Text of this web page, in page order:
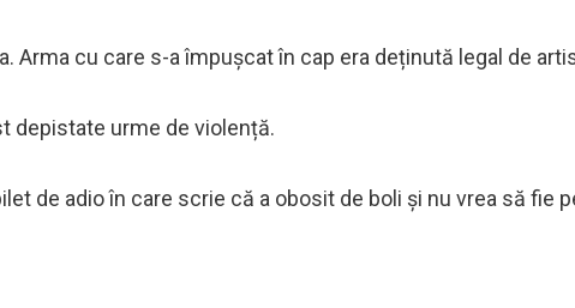
Arma cu care s-a împușcat în cap era deținută legal de
depistate urme de violență.
de adio în care scrie că a obosit de boli și nu vrea să fie